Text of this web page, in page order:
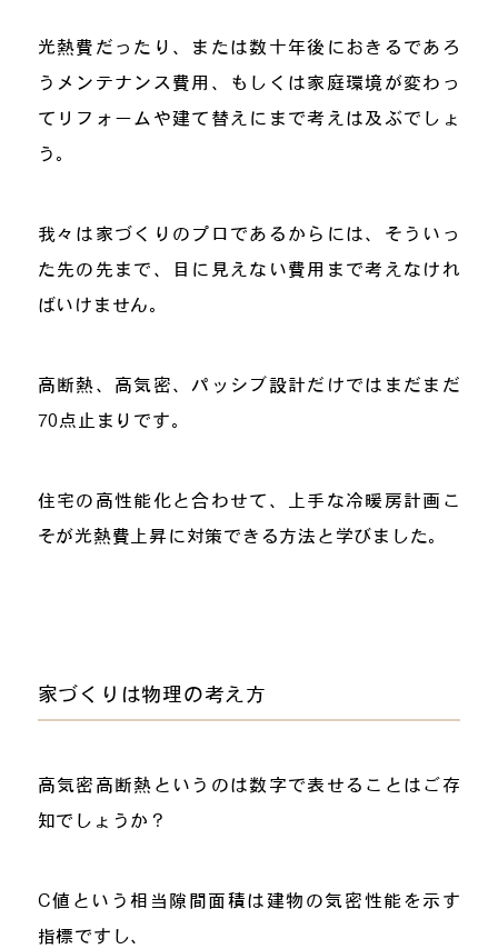
光熱費だったり、または数十年後におきるであろ
うメンテナンス費用、もしくは家庭環境が変わっ
てリフォームや建て替えにまで考えは及ぶでしょ
う。
我々は家づくりのプロであるからには、そういっ
た先の先まで、目に見えない費用まで考えなけれ
ばいけません。
高断熱、高気密、パッシブ設計だけではまだまだ
70点止まりです。
住宅の高性能化と合わせて、上手な冷暖房計画こ
そが光熱費上昇に対策できる方法と学びました。
家づくりは物理の考え方
高気密高断熱というのは数字で表せることはご存
知でしょうか？
C値という相当隙間面積は建物の気密性能を示す
指標ですし、